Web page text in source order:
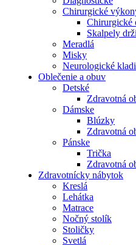
Chirurgické
Chirurgické
Skalpely
Meradlá
Misky
Neurologické
Oblečenie a obuv
Detské
Zdravotná
Dámske
Blúzky
Zdravotná
Pánske
Trička
Zdravotná
Zdravotnícky nábytok
Kreslá
Lehátka
Matrace
Nočný stolík
Stoličky
Svetlá